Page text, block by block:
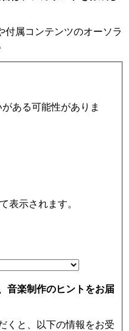
付属コンテンツのオーソラ
ある可能性がありま
表示されます。
音楽制作のヒントをお届
くと、以下の情報をお受